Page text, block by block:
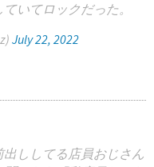
いてロックだった。
July 22, 2022
ししてる店員おじさん